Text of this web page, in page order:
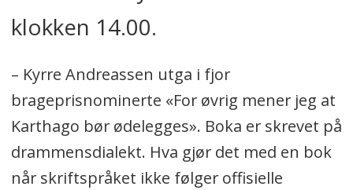
klokken 14.00.
– Kyrre Andreassen utga i fjor
brageprisnominerte «For øvrig mener jeg at
Karthago bør ødelegges». Boka er skrevet på
drammensdialekt. Hva gjør det med en bok
når skriftspråket ikke følger offisielle